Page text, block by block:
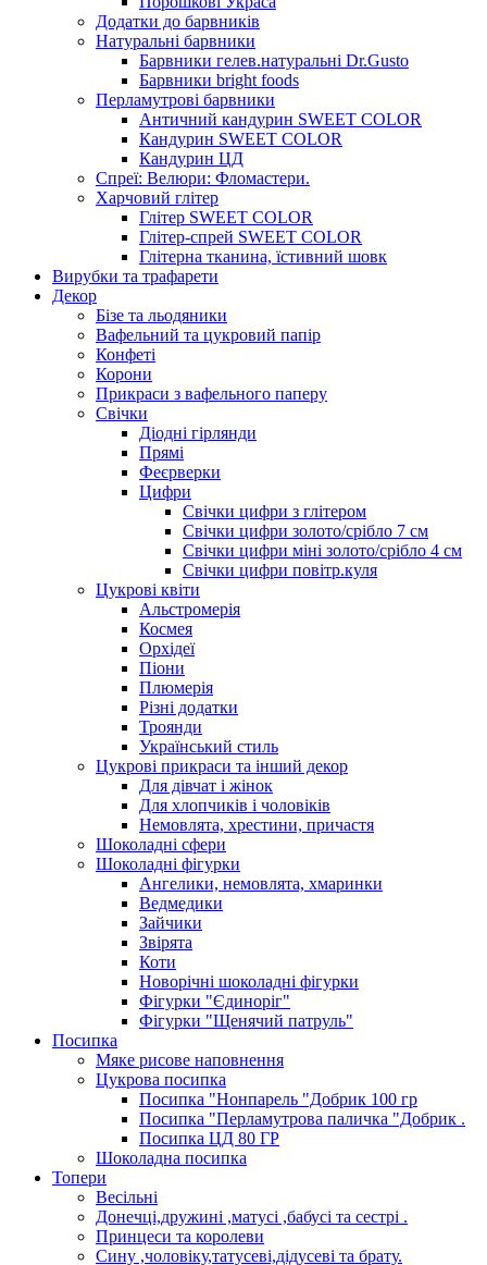
Додатки до барвників
Натуральні барвники
Барвники гелев.натуральні Dr.Gusto
Барвники bright foods
Перламутрові барвники
Античний кандурин SWEET COLOR
Кандурин SWEET COLOR
Кандурин ЦД
Спреї: Велюри: Фломастери.
Харчовий глітер
Глітер SWEET COLOR
Глітер-спрей SWEET COLOR
Глітерна тканина, їстивний шовк
Вирубки та трафарети
Декор
Бізе та льодяники
Вафельний та цукровий папір
Конфеті
Корони
Прикраси з вафельного паперу
Свічки
Діодні гірлянди
Прямі
Феєрверки
Цифри
Свічки цифри з глітером
Свічки цифри золото/срібло 7 см
Свічки цифри міні золото/срібло 4 см
Свічки цифри повітр.куля
Цукрові квіти
Альстромерія
Космея
Орхідеї
Піони
Плюмерія
Різні додатки
Троянди
Український стиль
Цукрові прикраси та інший декор
Для дівчат і жінок
Для хлопчиків і чоловіків
Немовлята, хрестини, причастя
Шоколадні сфери
Шоколадні фігурки
Ангелики, немовлята, хмаринки
Ведмедики
Зайчики
Звірята
Коти
Новорічні шоколадні фігурки
Фігурки "Єдиноріг"
Фігурки "Щенячий патруль"
Посипка
Мяке рисове наповнення
Цукрова посипка
Посипка "Нонпарель "Добрик 100 гр
Посипка "Перламутрова паличка "Добрик .
Посипка ЦД 80 ГР
Шоколадна посипка
Топери
Весільні
Донечці,дружині ,матусі ,бабусі та сестрі .
Принцеси та королеви
Сину ,чоловіку,татусеві,дідусеві та брату.